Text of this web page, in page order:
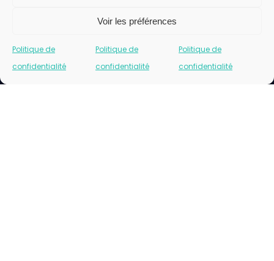
Voir les préférences
Politique de
confidentialité
Politique de
confidentialité
Politique de
confidentialité